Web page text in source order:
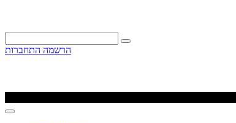
הרשמה התחברות